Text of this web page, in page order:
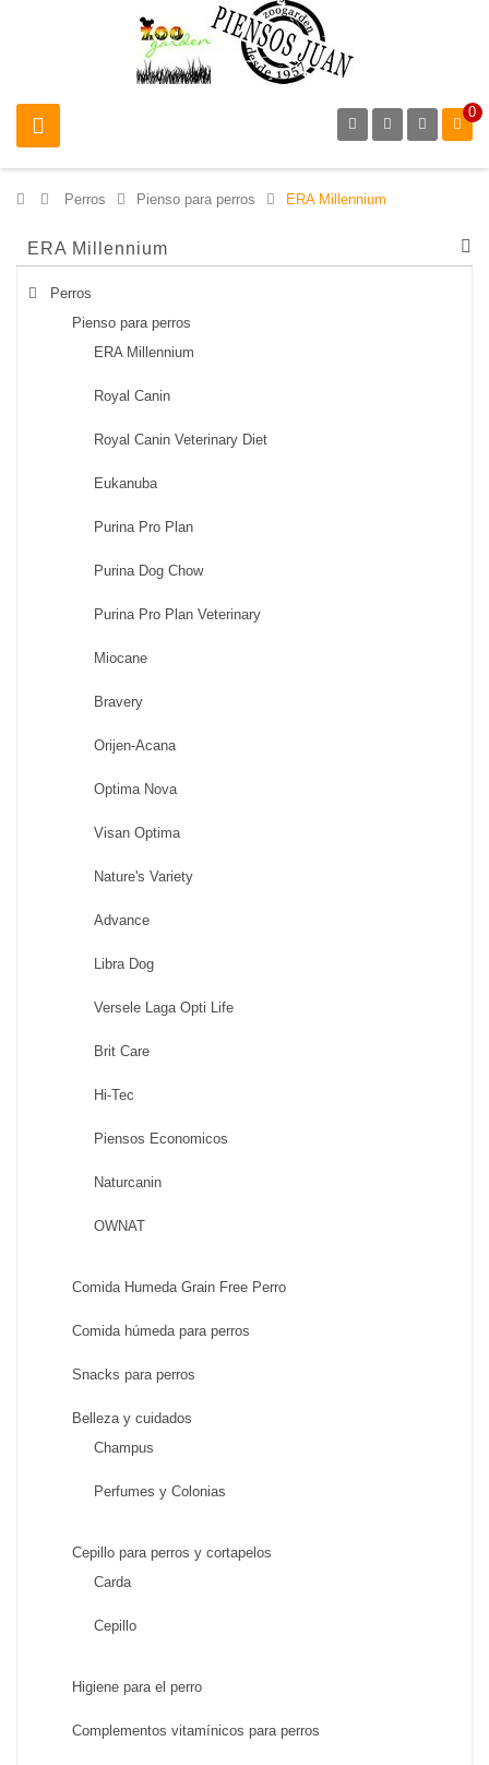
0
> Perros > Pienso para perros > ERA Millennium
ERA Millennium
Perros
Pienso para perros
ERA Millennium
Royal Canin
Royal Canin Veterinary Diet
Eukanuba
Purina Pro Plan
Purina Dog Chow
Purina Pro Plan Veterinary
Miocane
Bravery
Orijen-Acana
Optima Nova
Visan Optima
Nature's Variety
Advance
Libra Dog
Versele Laga Opti Life
Brit Care
Hi-Tec
Piensos Economicos
Naturcanin
OWNAT
Comida Humeda Grain Free Perro
Comida húmeda para perros
Snacks para perros
Belleza y cuidados
Champus
Perfumes y Colonias
Cepillo para perros y cortapelos
Carda
Cepillo
Higiene para el perro
Complementos vitamínicos para perros